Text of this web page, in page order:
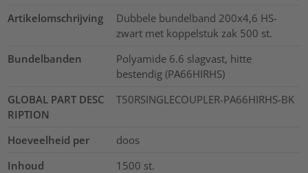
Artikelomschrijving
Dubbele bundelband 200x4,6 HS-
zwart met koppelstuk zak 500 st.
Bundelbanden
Polyamide 6.6 slagvast, hitte
bestendig (PA66HIRHS)
GLOBAL PART DESC
RIPTION
T50RSINGLECOUPLER-PA66HIRHS-BK
Hoeveelheid per
doos
Inhoud
1500 st.